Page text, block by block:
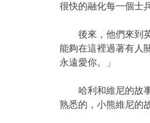
很快的融化每一個士
後來，他們來到英
能夠在這裡過著有人
永遠愛你。」
哈利和維尼的故事
熟悉的，小熊維尼